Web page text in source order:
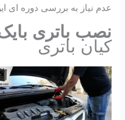
عدم نیاز به بررسی دوره ای
نصب باتری بایک
کیان باتری